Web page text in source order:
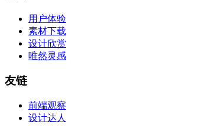
用户体验
素材下载
设计欣赏
唯然灵感
友链
前端观察
设计达人